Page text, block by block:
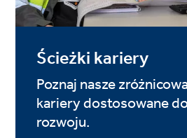
Ścieżki kariery
Poznaj nasze
kariery dostosowane
rozwoju.